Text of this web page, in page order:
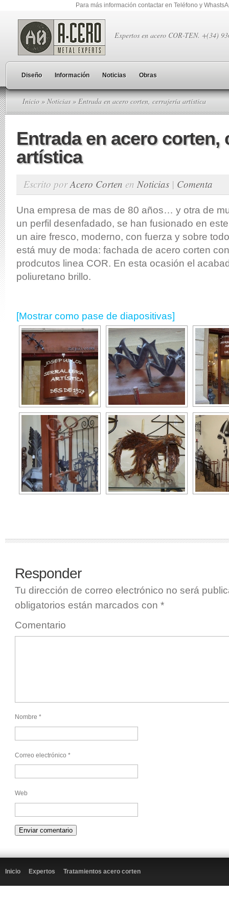
Para más información contactar en Teléfono y
Expertos en acero COR-TEN. +(34)
Diseño Información Noticias Obras
Inicio » Noticias» Entrada en acero corten, cerrajería artística
Entrada en acero corten,
artística
Escrito porAcero Corten en Noticias | Comenta
Una empresa de mas de 80 años… y otra de
un perfil desenfadado, se han fusionado en
un aire fresco, moderno, con fuerza y sobre
está muy de moda: fachada de acero corten
prodcutos linea COR. En esta ocasión el
poliuretano brillo.
[Mostrar como pase de diapositivas]
Responder
Tu dirección de correo electrónico no será
obligatorios están marcados con *
Comentario
Nombre *
Correo electrónico *
Web
Inicio Expertos Tratamientos acero corten